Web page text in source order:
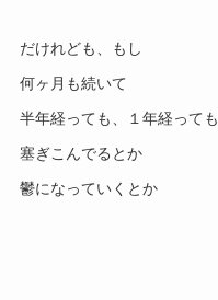
だけれども、もし
何ヶ月も続いて
半年経っても、１年経っても
塞ぎこんでるとか
鬱になっていくとか